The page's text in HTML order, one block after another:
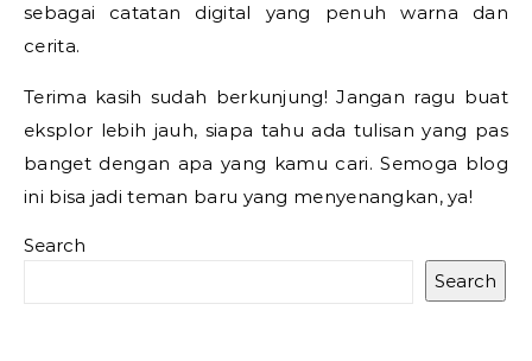
sebagai catatan digital yang penuh warna dan
cerita.
Terima kasih sudah berkunjung! Jangan ragu buat
eksplor lebih jauh, siapa tahu ada tulisan yang pas
banget dengan apa yang kamu cari. Semoga blog
ini bisa jadi teman baru yang menyenangkan, ya!
Search
Search